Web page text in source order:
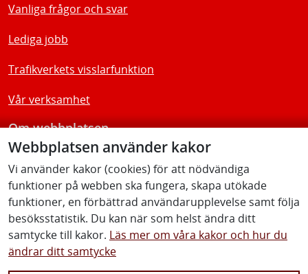
Webbplatsen använder kakor
Vi använder kakor (cookies) för att nödvändiga
funktioner på webben ska fungera, skapa utökade
funktioner, en förbättrad användarupplevelse samt följa
besöksstatistik. Du kan när som helst ändra ditt
samtycke till kakor. Läs mer om våra kakor och hur du
ändrar ditt samtycke
Vanliga frågor och svar
Lediga jobb
Trafikverkets visslarfunktion
Vår verksamhet
Om webbplatsen
Tillgänglighetsredogörelse
Följ oss
Facebook Youtube